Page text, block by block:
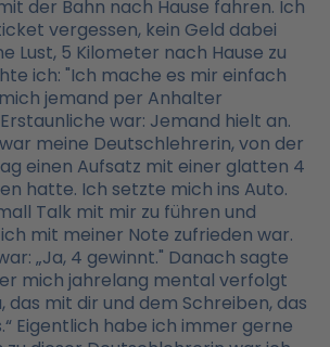
der Bahn nach Hause fahren. Ich
vergessen, kein Geld dabei
Lust, 5 Kilometer nach Hause zu
ich: "Ich mache es mir einfach
jemand per Anhalter
war: Jemand hielt an.
meine Deutschlehrerin, von der
einen Aufsatz mit einer glatten 4
hatte. Ich setzte mich ins Auto.
Talk mit mir zu führen und
mit meiner Note zufrieden war.
„Ja, 4 gewinnt." Danach sagte
mich jahrelang mental verfolgt
das mit dir und dem Schreiben, das
Eigentlich habe ich immer gerne